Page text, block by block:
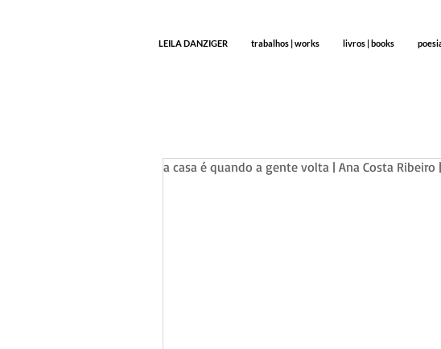
LEILA DANZIGER trabalhos | works livros | books
a casa é quando a gente volta | Ana Costa